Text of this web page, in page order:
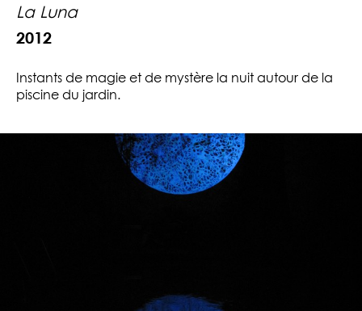
La Luna
2012
Instants de magie et de mystère la nuit autour de la
piscine du jardin.